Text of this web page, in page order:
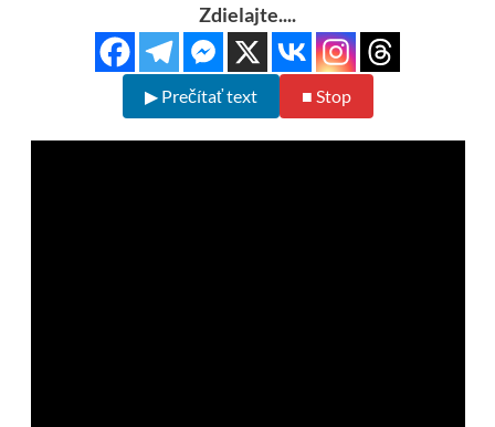
Zdielajte....
▶ Prečítať text ■ Stop